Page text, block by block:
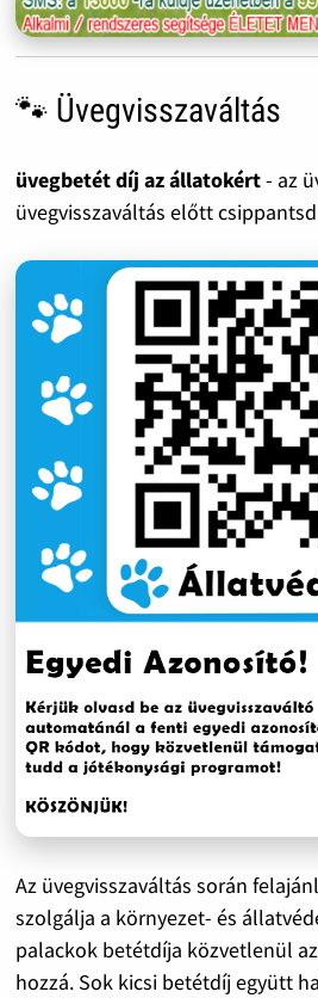
🐾 Üvegvisszaváltás
üvegbetét díj az állatokért- az
üvegvisszaváltás előtt
Az üvegvisszaváltás során
szolgálja a környezet- és
palackok betétdíja közvetlenül
hozzá. Sok kicsi betétdíj együtt